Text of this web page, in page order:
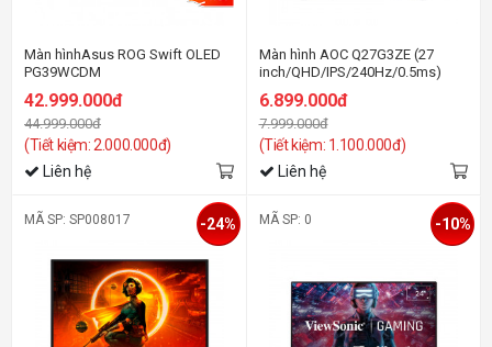
Màn hìnhAsus ROG Swift OLED
PG39WCDM
42.999.000đ
44.999.000đ
(Tiết kiệm: 2.000.000đ)
Liên hệ
Màn hình AOC Q27G3ZE (27
inch/QHD/IPS/240Hz/0.5ms)
6.899.000đ
7.999.000đ
(Tiết kiệm: 1.100.000đ)
Liên hệ
MÃ SP: SP008017 -24% MÃ SP: 0 -10%